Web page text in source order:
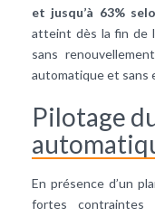
et jusqu’à 63%
atteint dès la fin de
sans
automatique et sans
Pilotage
En présence d’un
fortes contraintes